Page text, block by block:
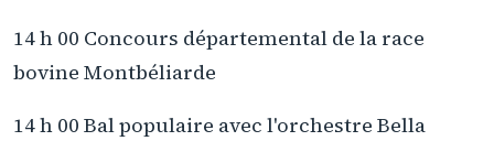
14 h 00 Concours départemental de la race
bovine Montbéliarde
14 h 00 Bal populaire avec l'orchestre Bella